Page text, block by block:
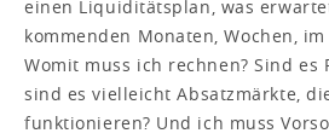
einen Liquiditätsplan, was
kommenden Monaten, Wochen,
Womit muss ich rechnen? Sind es
sind es vielleicht Absatzmärkte,
funktionieren? Und ich muss